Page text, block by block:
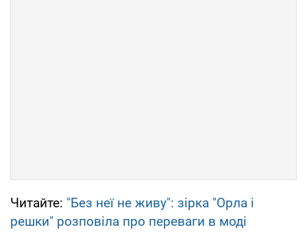
Читайте: "Без неї не живу": зірка "Орла і
решки" розповіла про переваги в моді